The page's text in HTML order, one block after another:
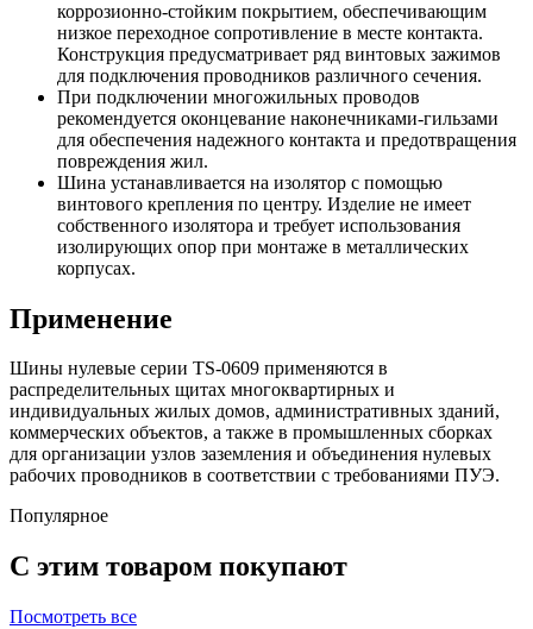
коррозионно-стойким покрытием, обеспечивающим
низкое переходное сопротивление в месте контакта.
Конструкция предусматривает ряд винтовых зажимов
для подключения проводников различного сечения.
При подключении многожильных проводов
рекомендуется оконцевание наконечниками-гильзами
для обеспечения надежного контакта и предотвращения
повреждения жил.
Шина устанавливается на изолятор с помощью
винтового крепления по центру. Изделие не имеет
собственного изолятора и требует использования
изолирующих опор при монтаже в металлических
корпусах.
Применение
Шины нулевые серии TS-0609 применяются в
распределительных щитах многоквартирных и
индивидуальных жилых домов, административных зданий,
коммерческих объектов, а также в промышленных сборках
для организации узлов заземления и объединения нулевых
рабочих проводников в соответствии с требованиями ПУЭ.
Популярное
С этим товаром покупают
Посмотреть все